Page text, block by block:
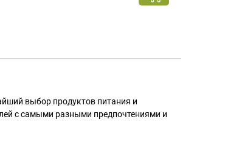
выбор продуктов питания и
с самыми разными предпочтениями и